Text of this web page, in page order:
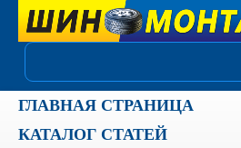
ГЛАВНАЯ СТРАНИЦА
КАТАЛОГ СТАТЕЙ